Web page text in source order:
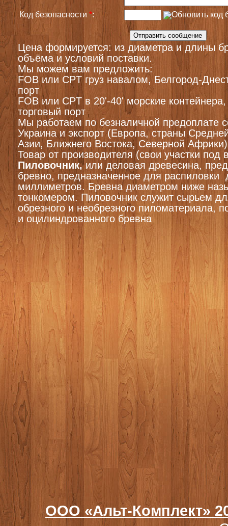
Код безопасности *:
Цена формируется: из диаметра и длины
объёма и условий поставки.
Мы можем вам предложить:
FOB или CPT груз навалом, Белгород-
порт
FOB или CPT в 20'-40' морские
торговый порт
Мы работаем по безналичной предоплате
Украина и экспорт (Европа, страны
Азии, Ближнего Востока, Северной
Товар от производителя (свои участки под
Пиловочник, или деловая древесина,
бревно, предназначенное для распиловки
миллиметров. Бревна диаметром ниже
тонкомером. Пиловочник служит сырьем
обрезного и необрезного пиломатериала,
и оцилиндрованного бревна
ООО «Альт-Комплект»